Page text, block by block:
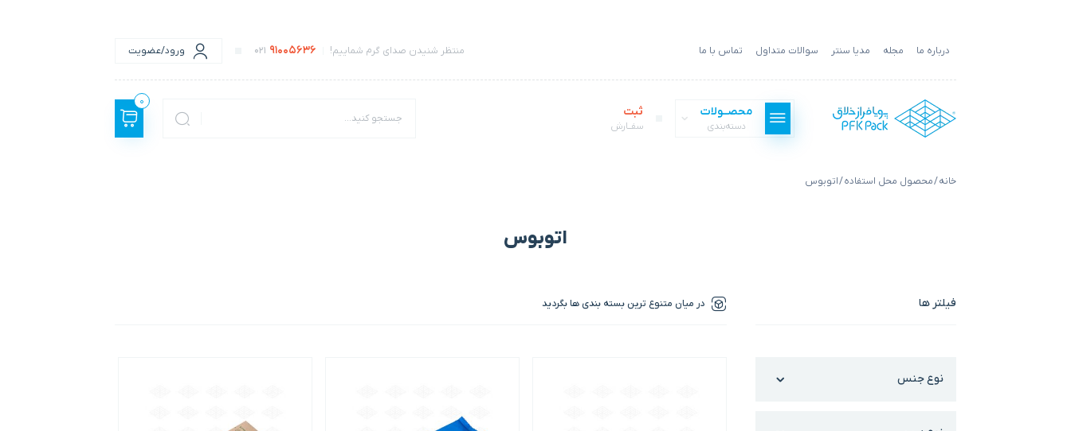
درباره ما مجله مدیا سنتر سوالات متداول تماس با ما منتظر شنیدن صدای گرم شماییم! 91005636
021 ورود/عضویت
محصــولات
دسته‌بندی
بسته بندی فست فود
ثبت
سفــارش
0
خانه/ محصول محل استفاده / اتوبوس
اتوبوس
فیلتر ها
نوع جنس
در میان متنوع ترین بسته بندی ها بگردید